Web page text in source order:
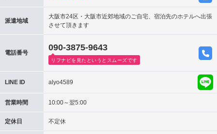
派遣地域
大阪市24区・大阪市近郊地域のご自宅、宿泊先のホテルへ出張
させて頂きます
電話番号
090-3875-9643
リフナビを見たというとスムーズです
LINE ID alyo4589
営業時間 10:00～翌5:00
定休日 不定休